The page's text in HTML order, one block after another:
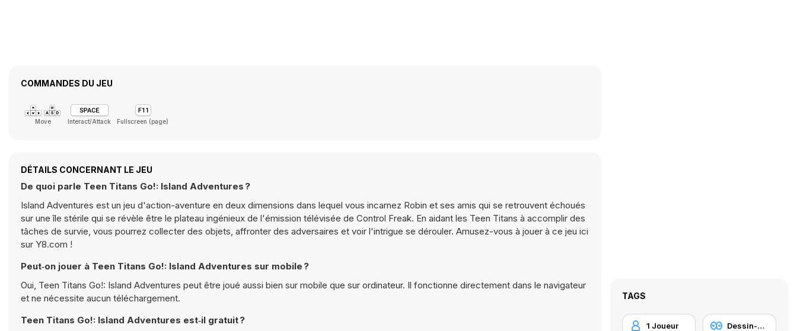
COMMANDES DU JEU
Move Interact/Attack Fullscreen (page)
DÉTAILS CONCERNANT LE JEU
De quoi parle Teen Titans Go!: Island Adventures ?
Island Adventures est un jeu d'action-aventure en deux dimensions dans lequel vous incarnez Robin et ses amis qui se retrouvent échoués
sur une île stérile qui se révèle être le plateau ingénieux de l'émission télévisée de Control Freak. En aidant les Teen Titans à accomplir des
tâches de survie, vous pourrez collecter des objets, affronter des adversaires et voir l'intrigue se dérouler. Amusez-vous à jouer à ce jeu ici
sur Y8.com !
Peut‑on jouer à Teen Titans Go!: Island Adventures sur mobile ?
Oui, Teen Titans Go!: Island Adventures peut être joué aussi bien sur mobile que sur ordinateur. Il fonctionne directement dans le navigateur
et ne nécessite aucun téléchargement.
Teen Titans Go!: Island Adventures est‑il gratuit ?
TAGS
1 Joueur Dessin-animé